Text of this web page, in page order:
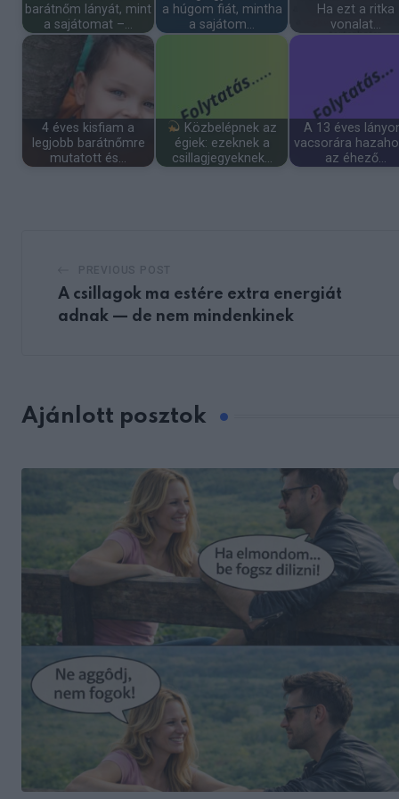
barátnőm lányát, mint
a sajátomat –…
a húgom fiát, mintha
a sajátom…
Ha ezt a ritka
vonalat…
4 éves kisfiam a
legjobb barátnőmre
mutatott és…
Közbelépnek az
égiek: ezeknek a
csillagjegyeknek…
A 13 éves
vacsorára
az éhező…
A csillagok ma estére extra energiát
adnak — de nem mindenkinek
Ajánlott posztok